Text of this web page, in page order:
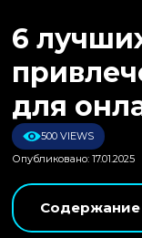
6
для
500 VIEWS
Опубликовано: 17.01.2025
Содержание